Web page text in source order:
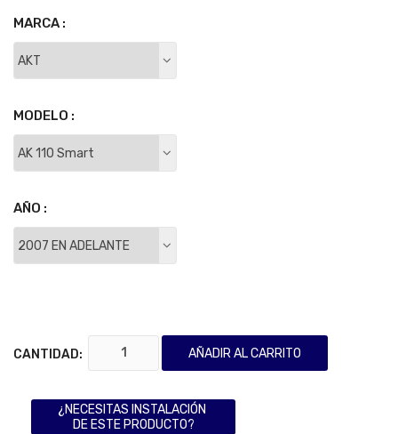
MARCA :
MODELO :
AÑO :
CANTIDAD: AÑADIR AL CARRITO
¿NECESITAS INSTALACIÓN
DE ESTE PRODUCTO?